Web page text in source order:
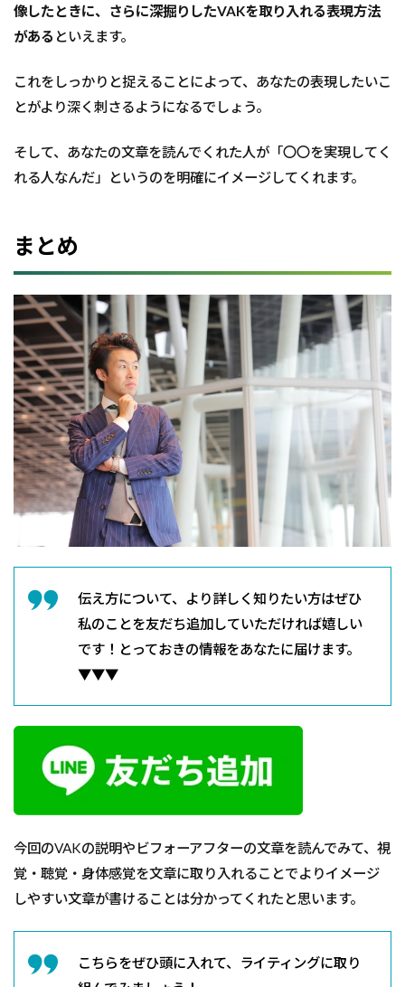
像したときに、さらに深掘りしたVAKを取り入れる表現方法
がある といえます。
これをしっかりと捉えることによって、あなたの表現したいこ
とがより深く刺さるようになるでしょう。
そして、あなたの文章を読んでくれた人が「〇〇を実現してく
れる人なんだ」というのを明確にイメージしてくれます。
まとめ
伝え方について、より詳しく知りたい方はぜひ
私のことを友だち追加していただければ嬉しい
です！とっておきの情報をあなたに届けます。
▼▼▼
今回のVAKの説明やビフォーアフターの文章を読んでみて、視
覚・聴覚・身体感覚を文章に取り入れることでよりイメージ
しやすい文章が書けることは分かってくれたと思います。
こちらをぜひ頭に入れて、ライティングに取り